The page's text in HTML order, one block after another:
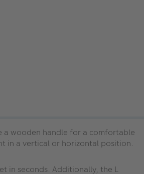
wooden handle for a comfortable
in a vertical or horizontal position.
in seconds. Additionally, the L